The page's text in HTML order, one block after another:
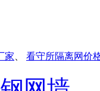
家、 看守所隔离网价